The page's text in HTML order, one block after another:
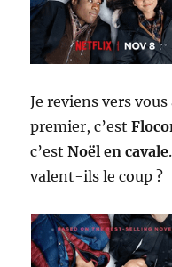
Je reviens vers
premier, c’est
c’estNoël en cavale
valent-ils le coup ?